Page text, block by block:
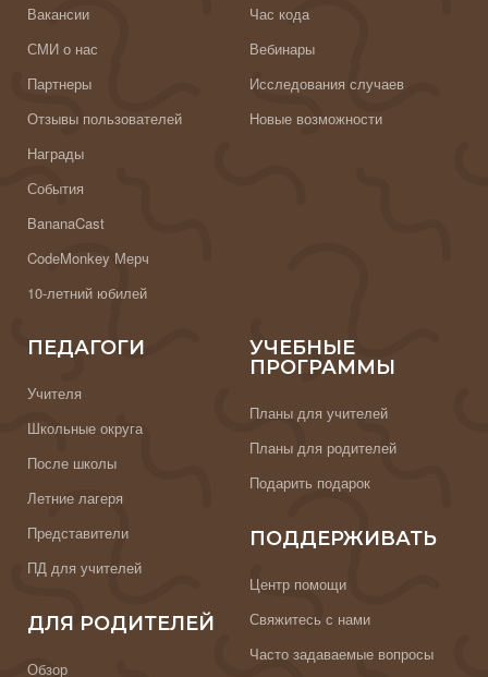
Вакансии
СМИ о нас
Партнеры
Отзывы пользователей
Награды
События
BananaCast
CodeMonkey Мерч
10-летний юбилей
Час кода
Вебинары
Исследования случаев
Новые возможности
ПЕДАГОГИ
Учителя
Школьные округа
После школы
Летние лагеря
Представители
ПД для учителей
ДЛЯ РОДИТЕЛЕЙ
Обзор
УЧЕБНЫЕ
ПРОГРАММЫ
Планы для учителей
Планы для родителей
Подарить подарок
ПОДДЕРЖИВАТЬ
Центр помощи
Свяжитесь с нами
Часто задаваемые вопросы